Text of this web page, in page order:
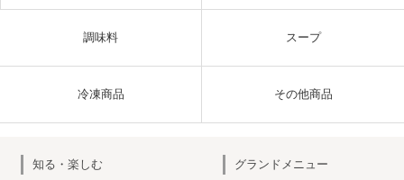
調味料 スープ
冷凍商品 その他商品
知る・楽しむ グランドメニュー